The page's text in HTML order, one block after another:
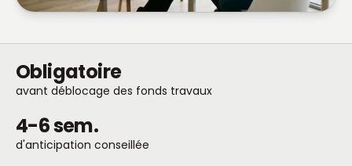
Obligatoire
avant déblocage des fonds travaux
4-6 sem.
d'anticipation conseillée